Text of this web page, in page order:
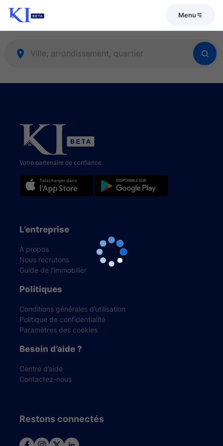
Menu
Votre partenaire de confiance.
L’entreprise
À propos
Nous recrutons
Guide de l’immobilier
Politiques
Conditions générales d’utilisation
Politique de confidentialité
Paramètres des cookies
Besoin d’aide ?
Centre d’aide
Contactez-nous
Restons connectés